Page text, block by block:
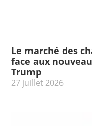
Le marché des
face aux
Trump
27 juillet 2026